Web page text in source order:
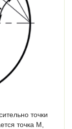
точки
точка M,